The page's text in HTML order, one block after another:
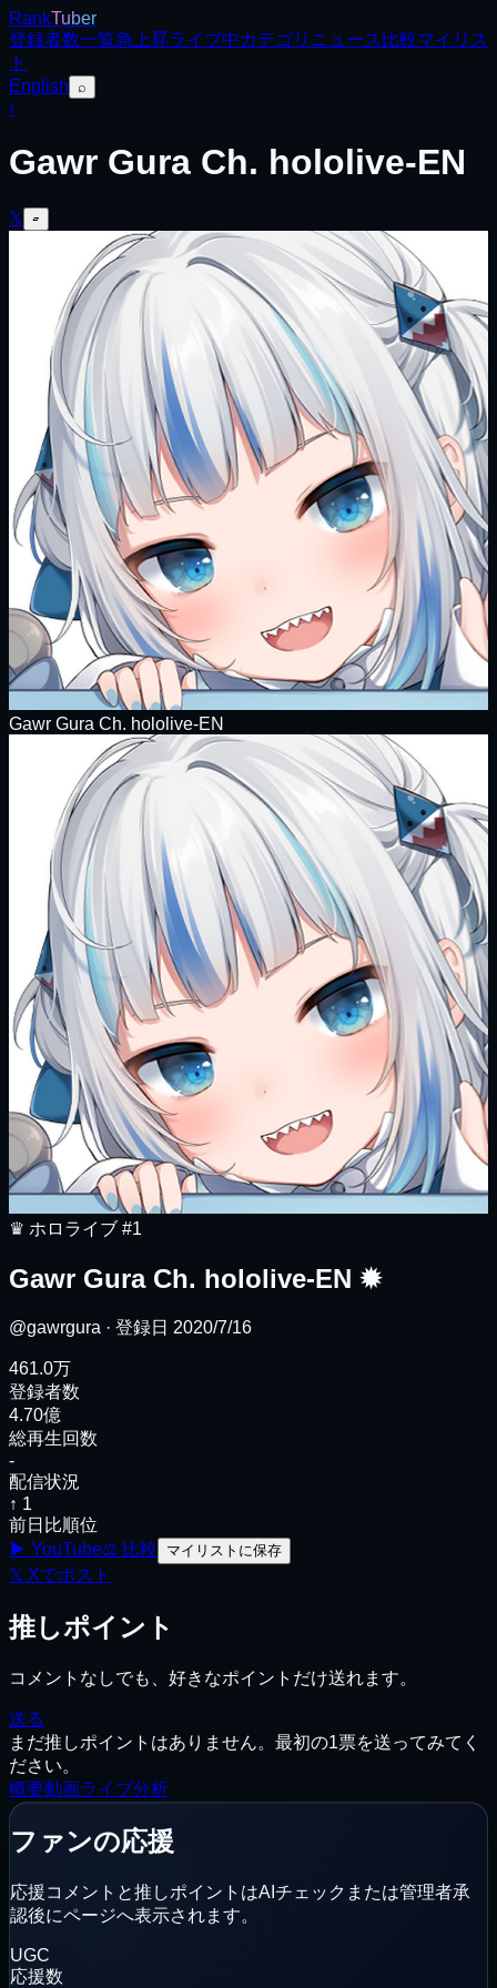
RankTuber
登録者数一覧急上昇ライブ中 カテゴリ ニュース 比較マイリス
ト
English
⌕
‹
Gawr Gura Ch. hololive-EN
𝕏 ▱
Gawr Gura Ch. hololive-EN
♛ ホロライブ #1
Gawr Gura Ch. hololive-EN ✹
@gawrgura · 登録日 2020/7/16
461.0万
登録者数
4.70億
総再生回数
-
配信状況
↑ 1
前日比順位
▶ YouTube⚖ 比較 マイリストに保存
𝕏 Xでポスト
推しポイント
コメントなしでも、好きなポイントだけ送れます。
送る
まだ推しポイントはありません。最初の1票を送ってみてく
ださい。
概要動画ライブ分析
ファンの応援
応援コメントと推しポイントはAIチェックまたは管理者承
認後にページへ表示されます。
UGC
応援数